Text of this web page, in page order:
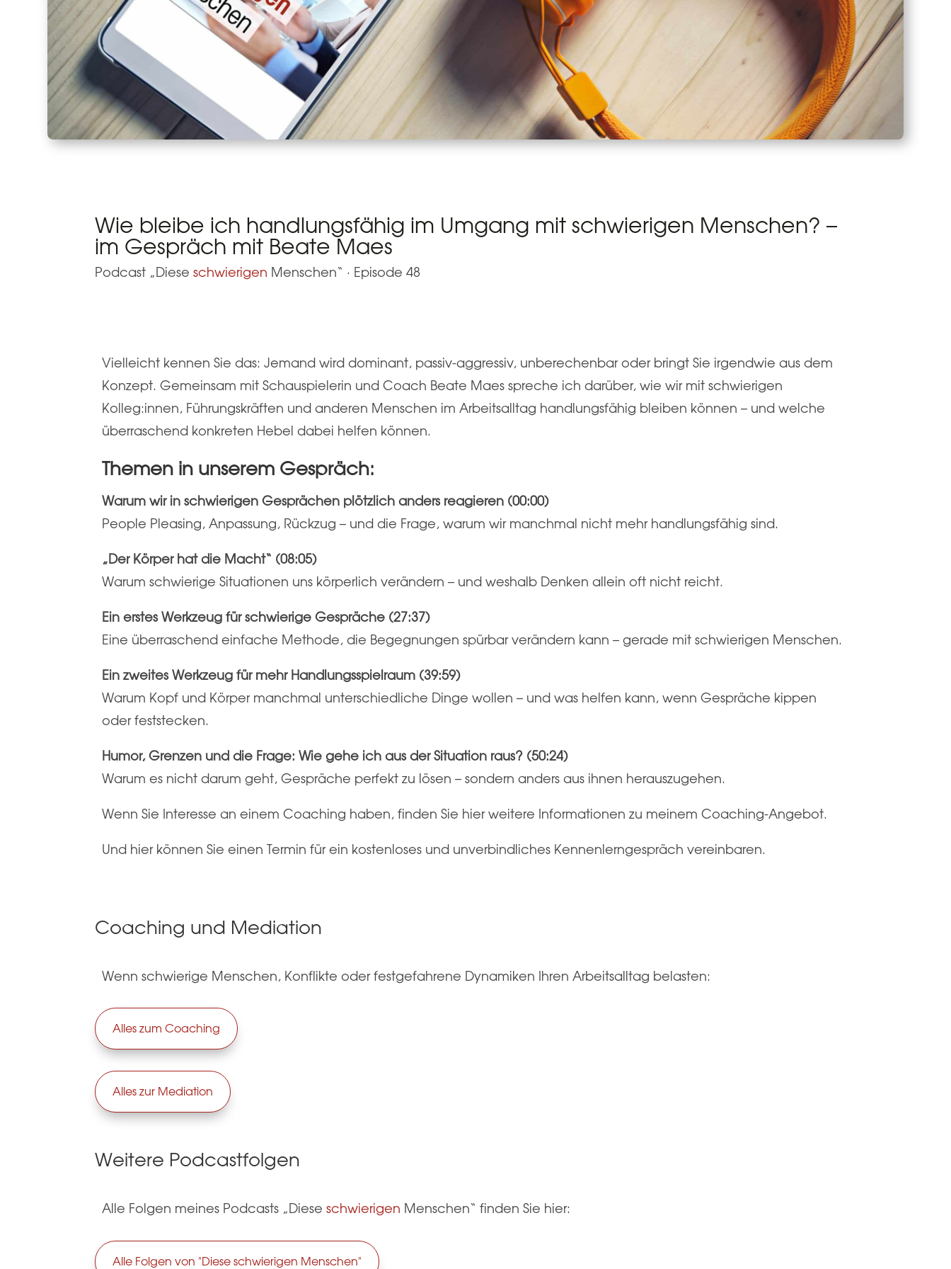
Wie bleibe ich handlungsfähig im Umgang mit schwierigen Menschen? –
im Gespräch mit Beate Maes
Podcast „Dieseschwierigen Menschen“ · Episode 48
Vielleicht kennen Sie das: Jemand wird dominant, passiv-aggressiv, unberechenbar oder bringt Sie irgendwie aus dem
Konzept. Gemeinsam mit Schauspielerin und Coach Beate Maes spreche ich darüber, wie wir mit schwierigen
Kolleg:innen, Führungskräften und anderen Menschen im Arbeitsalltag handlungsfähig bleiben können – und welche
überraschend konkreten Hebel dabei helfen können.
Themen in unserem Gespräch:
Warum wir in schwierigen Gesprächen plötzlich anders reagieren (00:00)
People Pleasing, Anpassung, Rückzug – und die Frage, warum wir manchmal nicht mehr handlungsfähig sind.
„Der Körper hat die Macht“ (08:05)
Warum schwierige Situationen uns körperlich verändern – und weshalb Denken allein oft nicht reicht.
Ein erstes Werkzeug für schwierige Gespräche (27:37)
Eine überraschend einfache Methode, die Begegnungen spürbar verändern kann – gerade mit schwierigen Menschen.
Ein zweites Werkzeug für mehr Handlungsspielraum (39:59)
Warum Kopf und Körper manchmal unterschiedliche Dinge wollen – und was helfen kann, wenn Gespräche kippen
oder feststecken.
Humor, Grenzen und die Frage: Wie gehe ich aus der Situation raus? (50:24)
Warum es nicht darum geht, Gespräche perfekt zu lösen – sondern anders aus ihnen herauszugehen.
Wenn Sie Interesse an einem Coaching haben, finden Sie hier weitere Informationen zu meinem Coaching-Angebot.
Und hier können Sie einen Termin für ein kostenloses und unverbindliches Kennenlerngespräch vereinbaren.
Coaching und Mediation
Wenn schwierige Menschen, Konflikte oder festgefahrene Dynamiken Ihren Arbeitsalltag belasten:
Alles zum Coaching
Alles zur Mediation
Weitere Podcastfolgen
Alle Folgen meines Podcasts „Dieseschwierigen Menschen“ finden Sie hier:
Alle Folgen von "Diese schwierigen Menschen"